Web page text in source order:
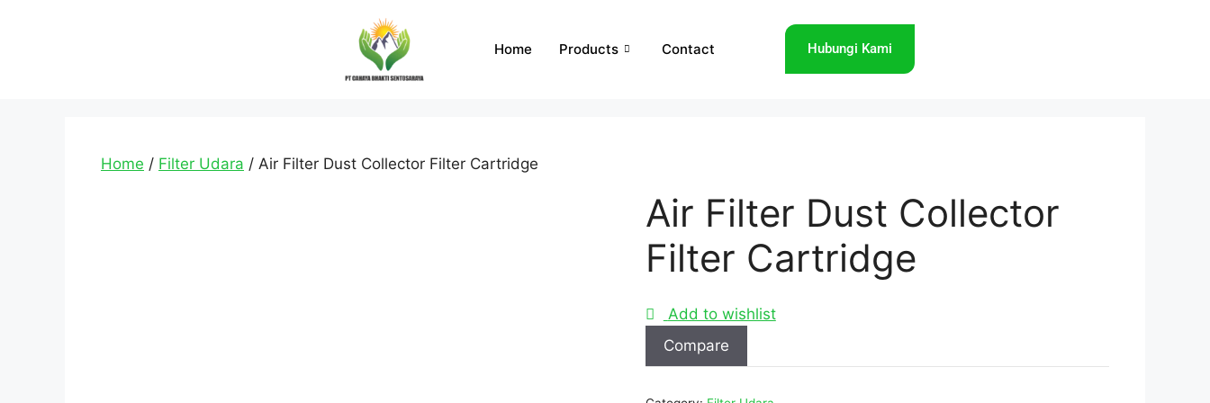
Home Products Contact Hubungi Kami
Home / Filter Udara / Air Filter Dust Collector Filter Cartridge
Air Filter Dust Collector
Filter Cartridge
Add to wishlist
Compare